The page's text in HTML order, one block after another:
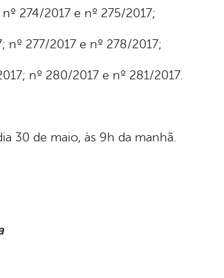
274/2017 e nº 275/2017;
nº 277/2017 e nº 278/2017;
nº 280/2017 e nº 281/2017.
30 de maio, às 9h da manhã.